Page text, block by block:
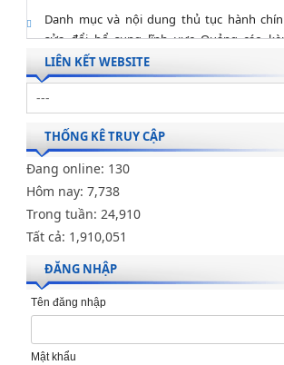
Danh mục và nội dung thủ tục hành
sửa đổi bổ sung lĩnh vực Quảng cáo
Quyết định...
Ngày 12/6/2026 Uỷ ban nhân dân thành
mục thủ...
LIÊN KẾT WEBSITE
THỐNG KÊ TRUY CẬP
Đang online: 130
Hôm nay: 7,738
Trong tuần: 24,910
Tất cả: 1,910,051
ĐĂNG NHẬP
Tên đăng nhập
Mật khẩu